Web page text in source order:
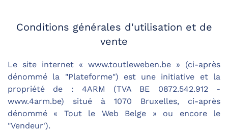
Conditions générales d'utilisation et de
vente
Le site internet « www.toutleweben.be » (ci-après
dénommé la "Plateforme") est une initiative et la
propriété de : 4ARM (TVA BE 0872.542.912 -
www.4arm.be) situé à 1070 Bruxelles, ci-après
dénommé « Tout le Web Belge » ou encore le
"Vendeur').